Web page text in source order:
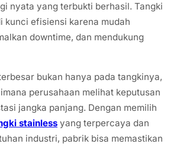
nyata yang terbukti berhasil. Tangki
kunci efisiensi karena mudah
downtime, dan mendukung
bukan hanya pada tangkinya,
perusahaan melihat keputusan
jangka panjang. Dengan memilih
stainless yang terpercaya dan
industri, pabrik bisa memastikan